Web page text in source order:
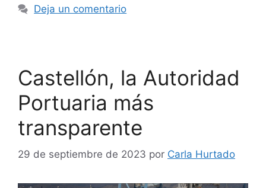
Deja un comentario
Castellón, la Autoridad
Portuaria más
transparente
29 de septiembre de 2023 por Carla Hurtado